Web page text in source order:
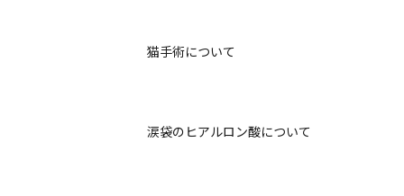
猫手術について
涙袋のヒアルロン酸について